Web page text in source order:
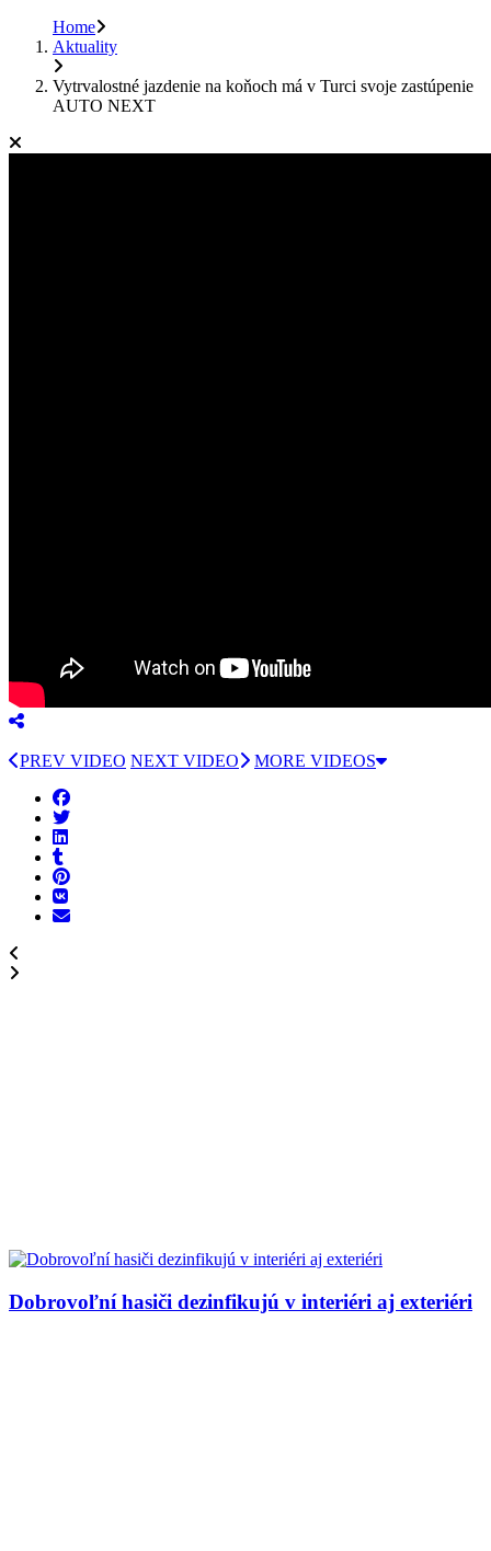
Home
Aktuality
Vytrvalostné jazdenie na koňoch má v Turci svoje zastúpenie
AUTO NEXT
PREV VIDEO NEXT VIDEO MORE VIDEOS
Dobrovoľní hasiči dezinfikujú v interiéri aj exteriéri